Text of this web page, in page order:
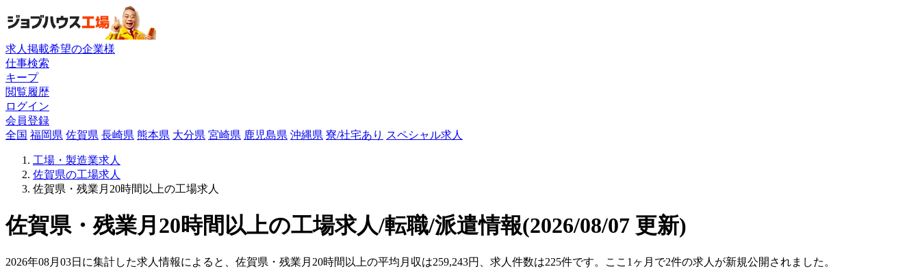
求人掲載希望の企業様
仕事検索
キープ
閲覧履歴
ログイン
会員登録
全国 福岡県 佐賀県 長崎県 熊本県 大分県 宮崎県 鹿児島県 沖縄県 寮/社宅あり スペシャル求人
工場・製造業求人
佐賀県の工場求人
佐賀県・残業月20時間以上の工場求人
佐賀県・残業月20時間以上の工場求人/転職/派遣情報(2026/08/07 更新)
2026年08月03日に集計した求人情報によると、佐賀県・残業月20時間以上の平均月収は259,243円、求人件数は225件です。ここ1ヶ月で2件の求人が新規公開されました。